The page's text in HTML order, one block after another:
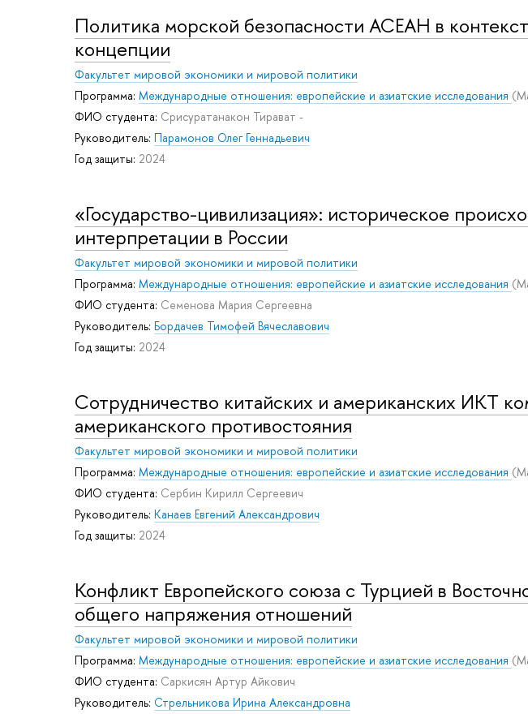
Политика морской безопасности АСЕАН в
концепции
Факультет мировой экономики и мировой политики
Программа: Международные отношения: европейские и азиатские исследования
ФИО студента: Срисуратанакон Тирават -
Руководитель: Парамонов Олег Геннадьевич
Год защиты: 2024
«Государство-цивилизация»: историческое
интерпретации в России
Факультет мировой экономики и мировой политики
Программа: Международные отношения: европейские и азиатские исследования
ФИО студента: Семенова Мария Сергеевна
Руководитель: Бордачев Тимофей Вячеславович
Год защиты: 2024
Сотрудничество китайских и американских ИКТ
американского противостояния
Факультет мировой экономики и мировой политики
Программа: Международные отношения: европейские и азиатские исследования
ФИО студента: Сербин Кирилл Сергеевич
Руководитель: Канаев Евгений Александрович
Год защиты: 2024
Конфликт Европейского союза с Турцией в
общего напряжения отношений
Факультет мировой экономики и мировой политики
Программа: Международные отношения: европейские и азиатские исследования
ФИО студента: Саркисян Артур Айкович
Руководитель: Стрельникова Ирина Александровна